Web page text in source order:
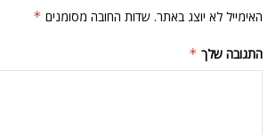
האימייל לא יוצג באתר. שדות החובה מסומנים *
התגובה שלך *